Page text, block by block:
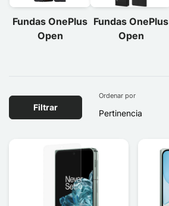
Fundas OnePlus
Open
Fundas OnePlus
Open
Filtrar
Ordenar por